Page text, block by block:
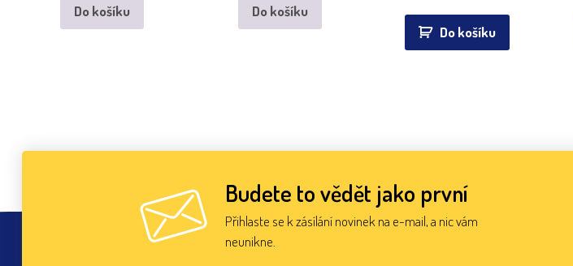
Do košíku Do košíku
Do košíku
Budete to vědět jako první
Přihlaste se k zásílání novinek na e-mail, a nic vám
neunikne.